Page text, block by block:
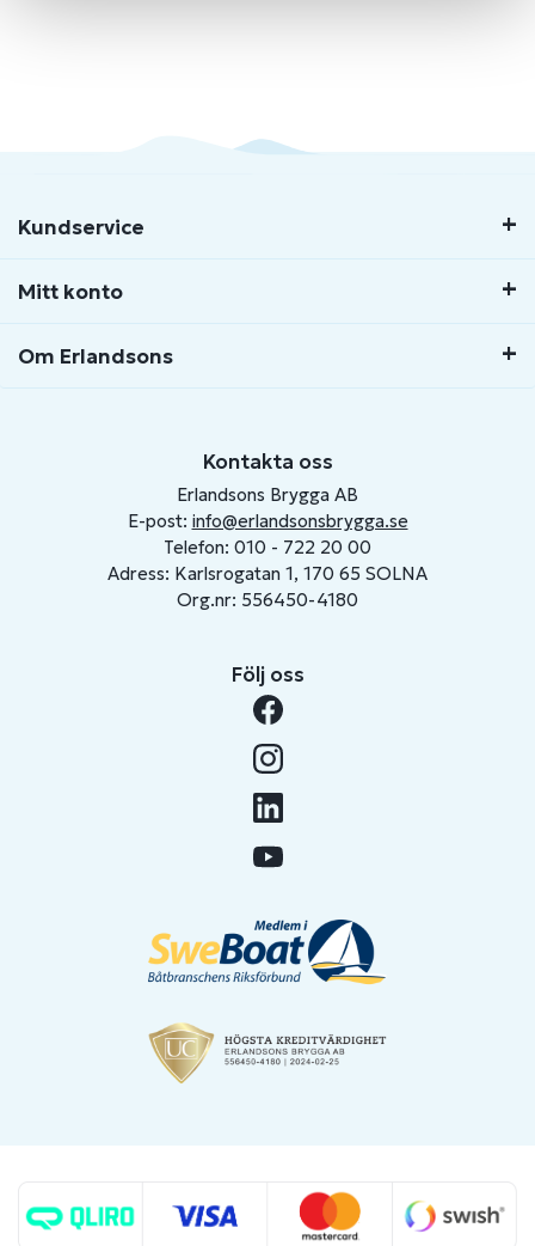
Kundservice
Mitt konto
Om Erlandsons
Kontakta oss
Erlandsons Brygga AB
E-post: info@erlandsonsbrygga.se
Telefon: 010 - 722 20 00
Adress: Karlsrogatan 1, 170 65 SOLNA
Org.nr: 556450-4180
Följ oss